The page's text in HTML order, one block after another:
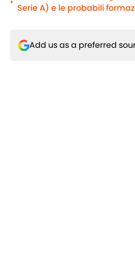
Serie A) e le probabili
Add us as a preferred